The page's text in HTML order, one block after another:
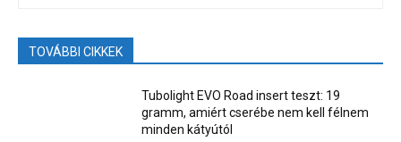
TOVÁBBI CIKKEK
Tubolight EVO Road insert teszt: 19
gramm, amiért cserébe nem kell félnem
minden kátyútól